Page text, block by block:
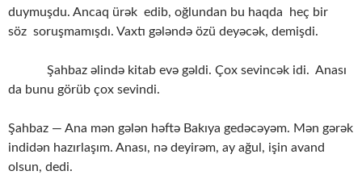
duymuşdu. Ancaq ürək edib, oğlundan bu haqda heç bir
söz soruşmamışdı. Vaxtı gələndə özü deyəcək, demişdi.
Şahbaz əlində kitab evə gəldi. Çox sevincək idi. Anası
da bunu görüb çox sevindi.
Şahbaz — Ana mən gələn həftə Bakıya gedəcəyəm. Mən gərək
indidən hazırlaşım. Anası, nə deyirəm, ay ağul, işin avand
olsun, dedi.